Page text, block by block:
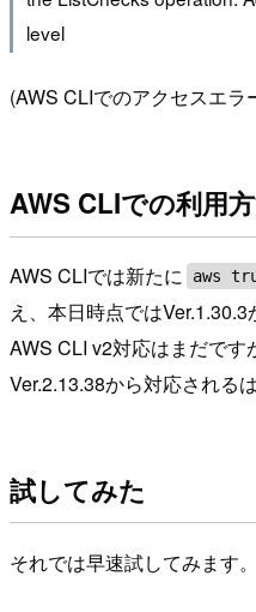
level
(AWS CLIでのアクセスエラ
AWS CLIでの利用
AWS CLIでは新たに aws
え、本日時点ではVer.1.30.3
AWS CLI v2対応はまだで
Ver.2.13.38から対応されるは
試してみた
それでは早速試してみます。